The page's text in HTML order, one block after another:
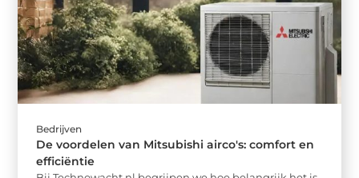
Bedrijven
De voordelen van Mitsubishi airco's: comfort en
efficiëntie